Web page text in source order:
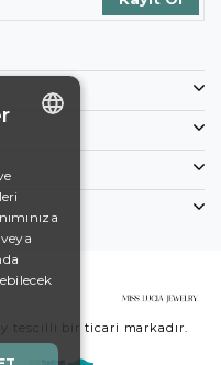
tescilli bir ticari markadır.